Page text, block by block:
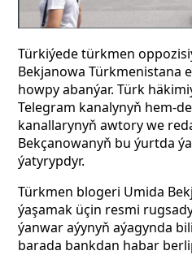
Türkiýede türkmen
Bekjanowa Türkmenistana
howpy abanýar. Türk
Telegram kanalynyň hem-
kanallarynyň awtory we
Bekçanowanyň bu ýurtda
ýatyrypdyr.
Türkmen blogeri Umida
ýaşamak üçin resmi
ýanwar aýynyň aýagynda
barada bankdan habar